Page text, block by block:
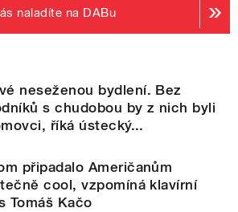
naladíte na DABu
neseženou bydlení. Bez
s chudobou by z nich byli
říká ústecký...
připadalo Američanům
cool, vzpomíná klavírní
Tomáš Kačo